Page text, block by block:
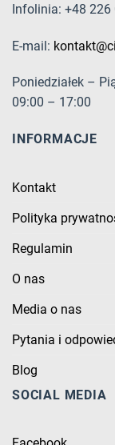
Infolinia: +48 226
E-mail:
Poniedziałek –
09:00 – 17:00
INFORMACJE
Kontakt
Polityka
Regulamin
O nas
Media o nas
Pytania i
Blog
SOCIAL MEDIA